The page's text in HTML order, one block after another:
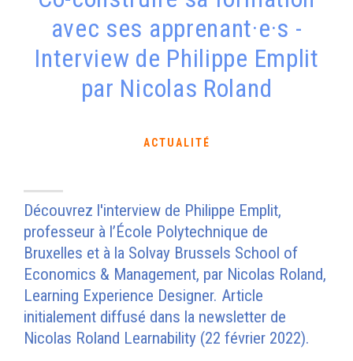
avec ses apprenant·e·s -
Interview de Philippe Emplit
par Nicolas Roland
ACTUALITÉ
Découvrez l'interview de Philippe Emplit,
professeur à l’École Polytechnique de
Bruxelles et à la Solvay Brussels School of
Economics & Management, par Nicolas Roland,
Learning Experience Designer. Article
initialement diffusé dans la newsletter de
Nicolas Roland Learnability (22 février 2022).